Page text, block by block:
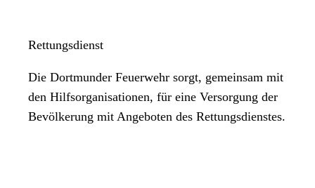
Rettungsdienst
Die Dortmunder Feuerwehr sorgt, gemeinsam mit
den Hilfsorganisationen, für eine Versorgung der
Bevölkerung mit Angeboten des Rettungsdienstes.